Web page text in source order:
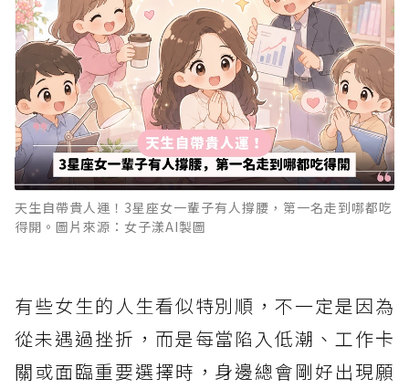
天生自帶貴人運！3星座女一輩子有人撐腰，第一名走到哪都吃
得開。圖片來源：女子漾AI製圖
有些女生的人生看似特別順，不一定是因為
從未遇過挫折，而是每當陷入低潮、工作卡
關或面臨重要選擇時，身邊總會剛好出現願